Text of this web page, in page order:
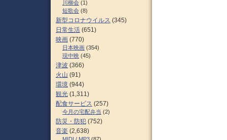
川柳会 (1)
短歌会 (8)
新型コロナウイルス (345)
日常生活 (651)
映画 (770)
日本映画 (354)
現中映 (45)
津波 (366)
火山 (91)
環境 (944)
観光 (1,311)
配食サービス (257)
今月の宅配弁当 (2)
防災・防犯 (752)
音楽 (2,638)